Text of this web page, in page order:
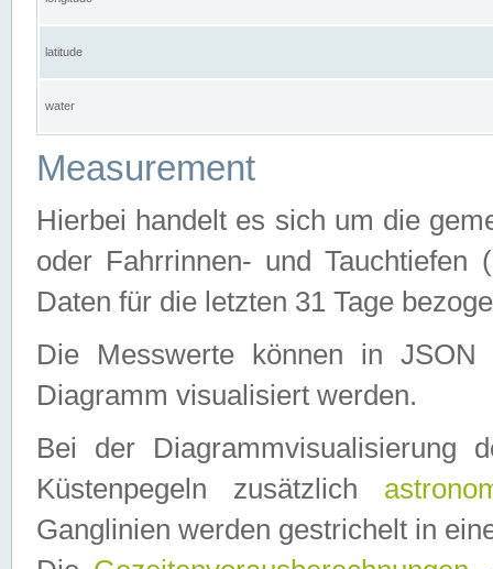
latitude
water
Measurement
Hierbei handelt es sich um die
oder Fahrrinnen- und Tauchtiefen
Daten für die letzten 31 Tage
Die Messwerte können in
Diagramm visualisiert werden.
Bei der Diagrammvisualisierung
Küstenpegeln zusätzlich
Ganglinien werden gestrichelt in